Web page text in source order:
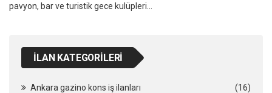
pavyon, bar ve turistik gece kulüpleri…
İLAN KATEGORILERI
Ankara gazino kons iş ilanları (16)